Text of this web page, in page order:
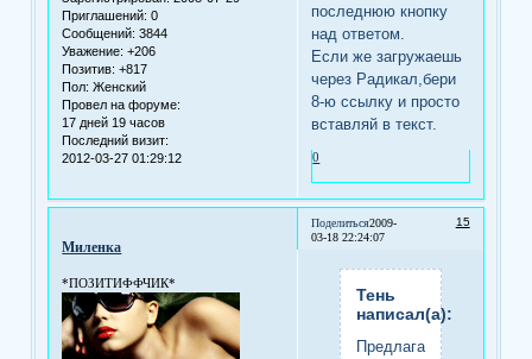
Приглашений: 0
Сообщений: 3844
Уважение: +206
Позитив: +817
Пол: Женский
Провел на форуме:
17 дней 19 часов
Последний визит:
2012-03-27 01:29:12
последнюю кнопку
над ответом.
Если же загружаешь
через Радикал,бери
8-ю ссылку и просто
вставляй в текст.
0
Поделиться 15
2009-
03-18 22:24:07
Миленка
*ПОЗИТИФФЧИК*
Тень
написал(а):
Предлагаю